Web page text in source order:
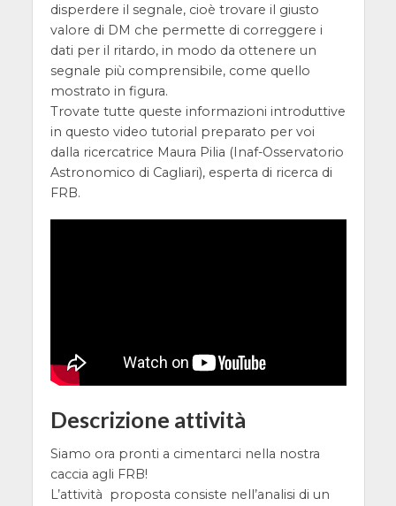
disperdere il segnale, cioè trovare il giusto
valore di DM che permette di correggere i
dati per il ritardo, in modo da ottenere un
segnale più comprensibile, come quello
mostrato in figura.
Trovate tutte queste informazioni introduttive
in questo video tutorial preparato per voi
dalla ricercatrice Maura Pilia (Inaf-Osservatorio
Astronomico di Cagliari), esperta di ricerca di
FRB.
Descrizione attività
Siamo ora pronti a cimentarci nella nostra
caccia agli FRB!
L’attività proposta consiste nell’analisi di un